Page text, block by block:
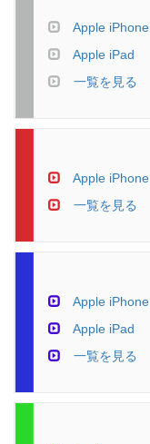
Apple iPhone
Apple iPad
一覧を見る
Apple iPhone
一覧を見る
Apple iPhone
Apple iPad
一覧を見る